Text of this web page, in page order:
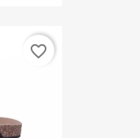
favorite_border